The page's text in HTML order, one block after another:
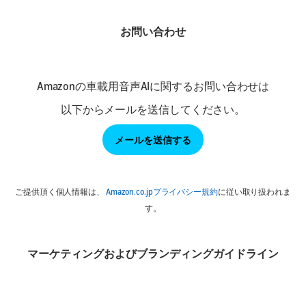
お問い合わせ
Amazonの車載用音声AIに関するお問い合わせは
以下からメールを送信してください。
メールを送信する
ご提供頂く個人情報は、 Amazon.co.jpプライバシー規約に従い取り扱われま
す。
マーケティングおよびブランディングガイドライン